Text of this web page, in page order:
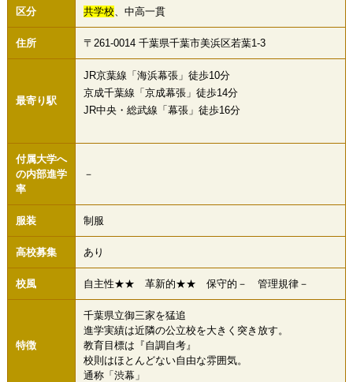
区分 共学校 、中高一貫
住所 〒261-0014 千葉県千葉市美浜区若葉1-3
最寄り駅
JR京葉線「海浜幕張」徒歩10分
京成千葉線「京成幕張」徒歩14分
JR中央・総武線「幕張」徒歩16分
付属大学へ
の内部進学
率
－
服装 制服
高校募集 あり
校風 自主性★★ 革新的★★ 保守的－ 管理規律－
特徴
千葉県立御三家を猛追
進学実績は近隣の公立校を大きく突き放す。
教育目標は『自調自考』
校則はほとんどない自由な雰囲気。
通称「渋幕」